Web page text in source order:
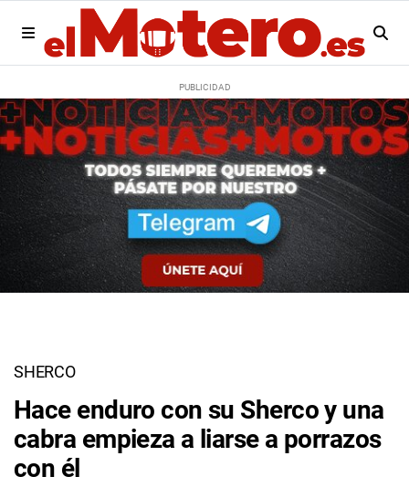
SHERCO
Hace enduro con su Sherco y una
cabra empieza a liarse a porrazos
con él